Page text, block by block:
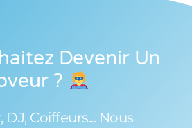
Devenir Un
?
Coiffeurs... Nous